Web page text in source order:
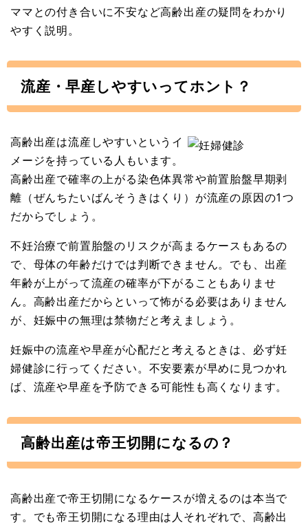
ママとの付き合いに不安など高齢出産の疑問をわかり
やすく説明。
流産・早産しやすいってホント？
高齢出産は流産しやすいというイ
メージを持っている人もいます。
高齢出産で確率の上がる染色体異常や前置胎盤早期剥
離（ぜんちたいばんそうきはくり）が流産の原因の1つ
だからでしょう。
不妊治療で前置胎盤のリスクが高まるケースもあるの
で、母体の年齢だけでは判断できません。でも、出産
年齢が上がって流産の確率が下がることもありませ
ん。高齢出産だからといって怖がる必要はありません
が、妊娠中の無理は禁物だと考えましょう。
妊娠中の流産や早産が心配だと考えるときは、必ず妊
婦健診に行ってください。不安要素が早めに見つかれ
ば、流産や早産を予防できる可能性も高くなります。
高齢出産は帝王切開になるの？
高齢出産で帝王切開になるケースが増えるのは本当で
す。でも帝王切開になる理由は人それぞれで、高齢出